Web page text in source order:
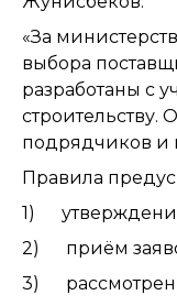
«За
выбора
разработаны с
подрядчиков и
Правила
1)
2) приём
3)